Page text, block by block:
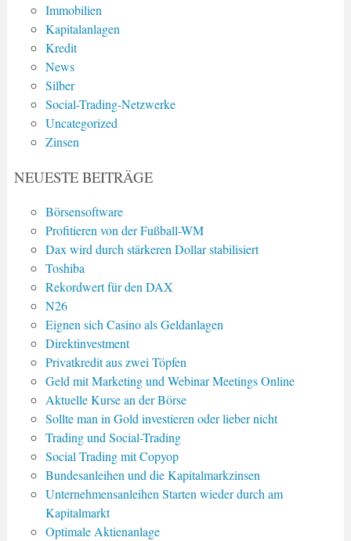
Immobilien
Kapitalanlagen
Kredit
News
Silber
Social-Trading-Netzwerke
Uncategorized
Zinsen
NEUESTE BEITRÄGE
Börsensoftware
Profitieren von der Fußball-WM
Dax wird durch stärkeren Dollar stabilisiert
Toshiba
Rekordwert für den DAX
N26
Eignen sich Casino als Geldanlagen
Direktinvestment
Privatkredit aus zwei Töpfen
Geld mit Marketing und Webinar Meetings Online
Aktuelle Kurse an der Börse
Sollte man in Gold investieren oder lieber nicht
Trading und Social-Trading
Social Trading mit Copyop
Bundesanleihen und die Kapitalmarkzinsen
Unternehmensanleihen Starten wieder durch am
Kapitalmarkt
Optimale Aktienanlage